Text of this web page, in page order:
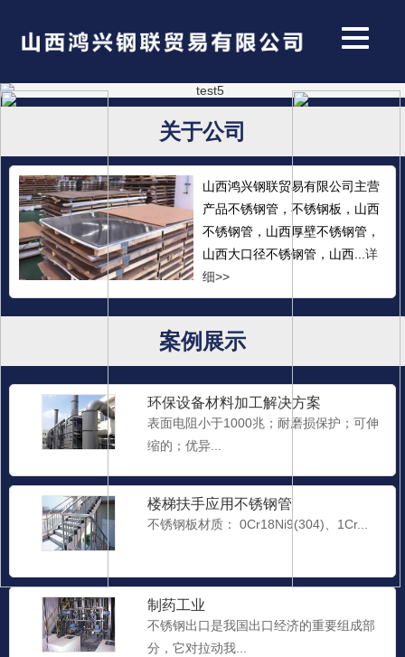
关于公司
山西鸿兴钢联贸易有限公司主营
产品不锈钢管，不锈钢板，山西
不锈钢管，山西厚壁不锈钢管，
山西大口径不锈钢管，山西...详
细>>
案例展示
环保设备材料加工解决方案
表面电阻小于1000兆；耐磨损保护；可伸
缩的；优异...
楼梯扶手应用不锈钢管
不锈钢板材质： 0Cr18Ni9(304)、1Cr...
制药工业
不锈钢出口是我国出口经济的重要组成部
分，它对拉动我...